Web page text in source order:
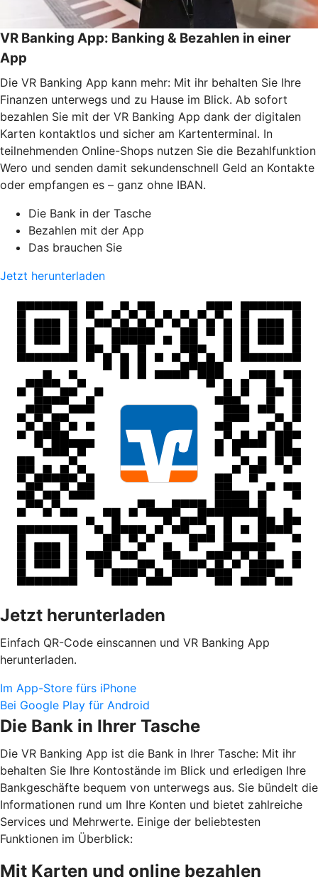
VR Banking App: Banking & Bezahlen in einer
App
Die VR Banking App kann mehr: Mit ihr behalten Sie Ihre
Finanzen unterwegs und zu Hause im Blick. Ab sofort
bezahlen Sie mit der VR Banking App dank der digitalen
Karten kontaktlos und sicher am Kartenterminal. In
teilnehmenden Online-Shops nutzen Sie die Bezahlfunktion
Wero und senden damit sekundenschnell Geld an Kontakte
oder empfangen es – ganz ohne IBAN.
Die Bank in der Tasche
Bezahlen mit der App
Das brauchen Sie
Jetzt herunterladen
Jetzt herunterladen
Einfach QR-Code einscannen und VR Banking App
herunterladen.
Im App-Store fürs iPhone
Bei Google Play für Android
Die Bank in Ihrer Tasche
Die VR Banking App ist die Bank in Ihrer Tasche: Mit ihr
behalten Sie Ihre Kontostände im Blick und erledigen Ihre
Bankgeschäfte bequem von unterwegs aus. Sie bündelt die
Informationen rund um Ihre Konten und bietet zahlreiche
Services und Mehrwerte. Einige der beliebtesten
Funktionen im Überblick:
Mit Karten und online bezahlen